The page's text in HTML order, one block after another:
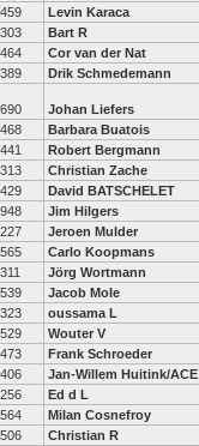
459 Levin Karaca
303 Bart R
464 Cor van der Nat
389 Drik Schmedemann
690 Johan Liefers
468 Barbara Buatois
441 Robert Bergmann
313 Christian Zache
429 David BATSCHELET
948 Jim Hilgers
227 Jeroen Mulder
565 Carlo Koopmans
311 Jörg Wortmann
539 Jacob Mole
323 oussama L
529 Wouter V
473 Frank Schroeder
406 Jan-Willem Huitink/ACE
256 Ed d L
564 Milan Cosnefroy
506 Christian R